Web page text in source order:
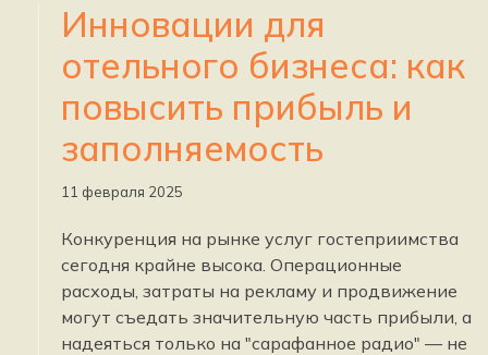
Инновации для
отельного бизнеса: как
повысить прибыль и
заполняемость
11 февраля 2025
Конкуренция на рынке услуг гостеприимства
сегодня крайне высока. Операционные
расходы, затраты на рекламу и продвижение
могут съедать значительную часть прибыли, а
надеяться только на "сарафанное радио" — не